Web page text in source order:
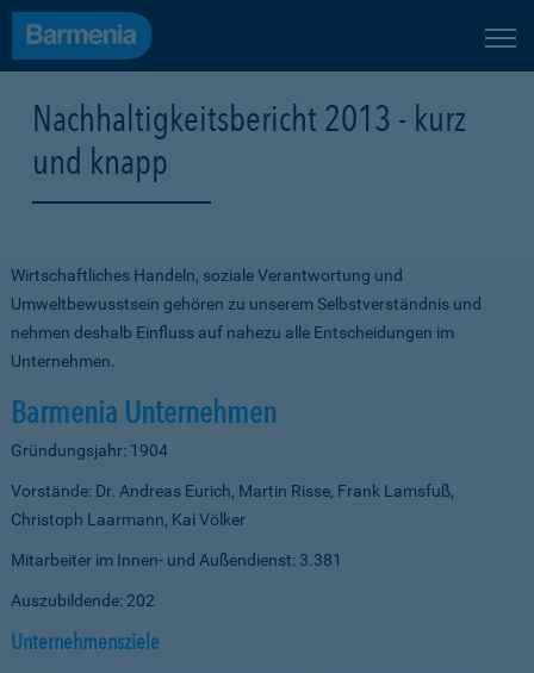
Nachhaltigkeitsbericht 2013 - kurz
und knapp
Wirtschaftliches Handeln, soziale Verantwortung und
Umweltbewusstsein gehören zu unserem Selbstverständnis und
nehmen deshalb Einfluss auf nahezu alle Entscheidungen im
Unternehmen.
Barmenia Unternehmen
Gründungsjahr: 1904
Vorstände: Dr. Andreas Eurich, Martin Risse, Frank Lamsfuß,
Christoph Laarmann, Kai Völker
Mitarbeiter im Innen- und Außendienst: 3.381
Auszubildende: 202
Unternehmensziele